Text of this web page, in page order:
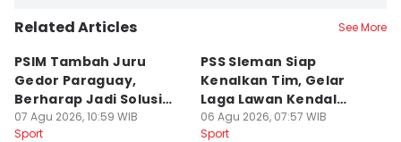
Related Articles See More
PSIM Tambah Juru
Gedor Paraguay,
Berharap Jadi Solusi
Minimnya Pencetak Gol
07 Agu 2026, 10:59 WIB
Sport
PSS Sleman Siap
Kenalkan Tim, Gelar
Laga Lawan Kendal
Tornado FC
06 Agu 2026, 07:57 WIB
Sport